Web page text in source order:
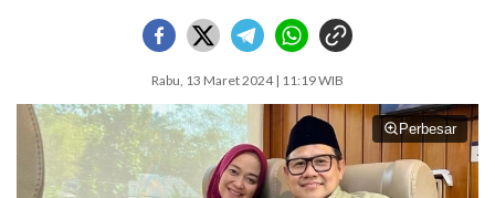
Rabu, 13 Maret 2024 | 11:19 WIB
Perbesar